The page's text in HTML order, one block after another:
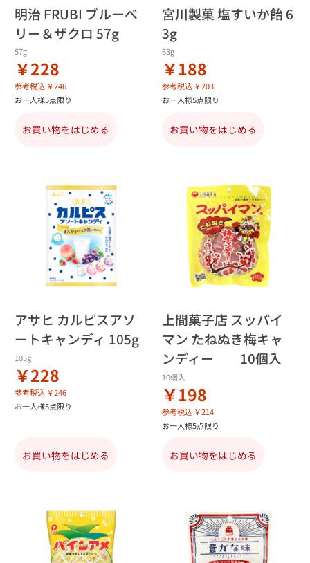
明治 FRUBI ブルーベ
リー＆ザクロ 57g
57g
￥228
参考税込 ￥246
お一人様5点限り
お買い物をはじめる
宮川製菓 塩すいか飴 6
3g
63g
￥188
参考税込 ￥203
お一人様5点限り
お買い物をはじめる
アサヒ カルピスアソ
ートキャンディ 105g
105g
￥228
参考税込 ￥246
お一人様5点限り
お買い物をはじめる
上間菓子店 スッパイ
マン たねぬき梅キャ
ンディー 10個入
10個入
￥198
参考税込 ￥214
お一人様5点限り
お買い物をはじめる